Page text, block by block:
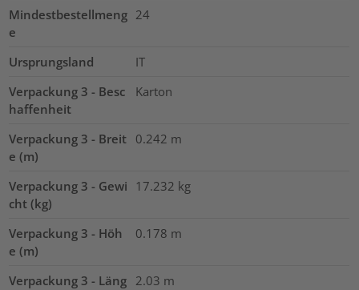
Mindestbestellmeng
e
24
Ursprungsland
IT
Verpackung 3 - Besc
haffenheit
Karton
Verpackung 3 - Breit
e (m)
0.242 m
Verpackung 3 - Gewi
cht (kg)
17.232 kg
Verpackung 3 - Höh
e (m)
0.178 m
Verpackung 3 - Läng 2.03 m